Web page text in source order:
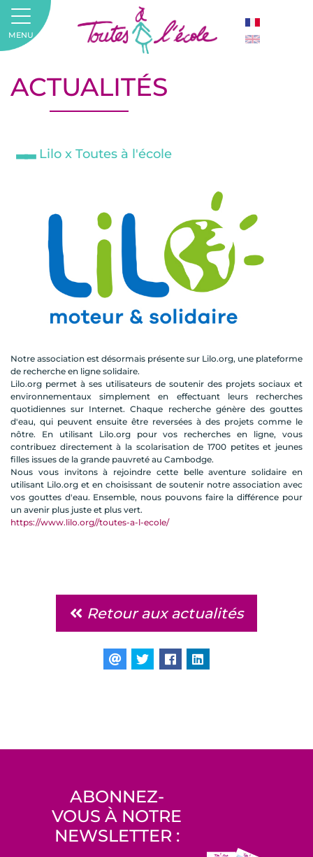
ACTUALITÉS
Lilo x Toutes à l'école
Notre association est désormais présente sur Lilo.org, une plateforme
de recherche en ligne solidaire.
Lilo.org permet à ses utilisateurs de soutenir des projets sociaux et
environnementaux simplement en effectuant leurs recherches
quotidiennes sur Internet. Chaque recherche génère des gouttes
d'eau, qui peuvent ensuite être reversées à des projets comme le
nôtre. En utilisant Lilo.org pour vos recherches en ligne, vous
contribuez directement à la scolarisation de 1700 petites et jeunes
filles issues de la grande pauvreté au Cambodge.
Nous vous invitons à rejoindre cette belle aventure solidaire en
utilisant Lilo.org et en choisissant de soutenir notre association avec
vos gouttes d'eau. Ensemble, nous pouvons faire la différence pour
un avenir plus juste et plus vert.
https://www.lilo.org//toutes-a-l-ecole/
Retour aux actualités
ABONNEZ-
VOUS À NOTRE
NEWSLETTER :
MENU